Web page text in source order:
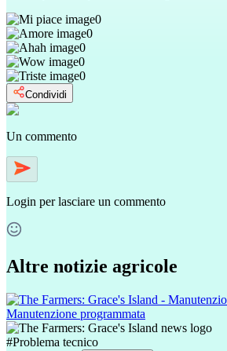
0
0
0
0
0
Condividi
Un commento
Login per lasciare un commento
Altre notizie agricole
Manutenzione programmata
#Problema tecnico